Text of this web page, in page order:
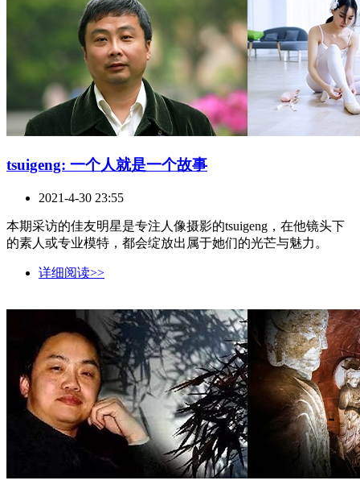
tsuigeng: 一个人就是一个故事
2021-4-30 23:55
本期采访的佳友明星是专注人像摄影的tsuigeng，在他镜头下
的素人或专业模特，都会绽放出属于她们的光芒与魅力。
详细阅读>>